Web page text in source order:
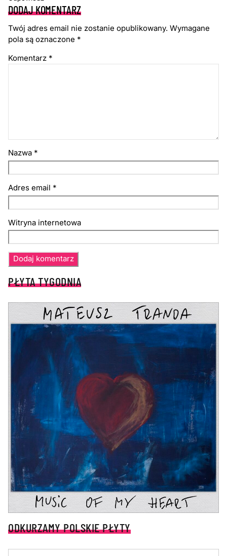
DODAJ KOMENTARZ
Twój adres email nie zostanie opublikowany. Wymagane
pola są oznaczone *
Komentarz *
Nazwa *
Adres email *
Witryna internetowa
PŁYTA TYGODNIA
ODKURZAMY POLSKIE PŁYTY